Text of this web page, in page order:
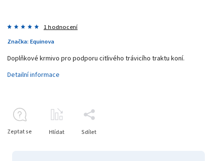
1 hodnocení
Značka: Equinova
Doplňkové krmivo pro podporu citlivého trávicího traktu koní.
Detailní informace
Zeptat se Hlídat Sdílet